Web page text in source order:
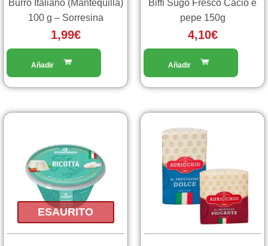
Burro Italiano (Mantequilla)
100 g – Sorresina
1,99€
Biffi Sugo Fresco Cacio e
pepe 150g
4,10€
ESAURITO
prodotto
varianti.
opzioni